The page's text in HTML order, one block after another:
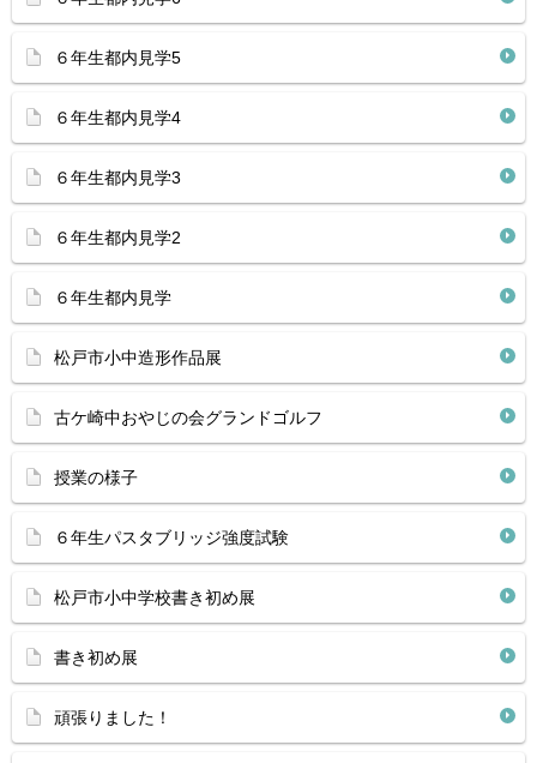
６年生都内見学5
６年生都内見学4
６年生都内見学3
６年生都内見学2
６年生都内見学
松戸市小中造形作品展
古ケ崎中おやじの会グランドゴルフ
授業の様子
６年生パスタブリッジ強度試験
松戸市小中学校書き初め展
書き初め展
頑張りました！